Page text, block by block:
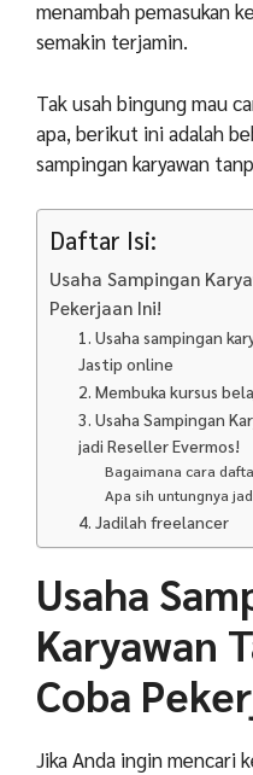
menambah pemasukan
semakin terjamin.
Tak usah bingung mau
apa, berikut ini adalah
sampingan karyawan
Daftar Isi:
Usaha Sampingan
Pekerjaan Ini!
1. Usaha sampingan
Jastip online
2. Membuka kursus
3. Usaha Sampingan
jadi Reseller Evermos!
Bagaimana cara
Apa sih untungnya
4. Jadilah freelancer
Usaha
Karyawan
Coba
Jika Anda ingin mencari